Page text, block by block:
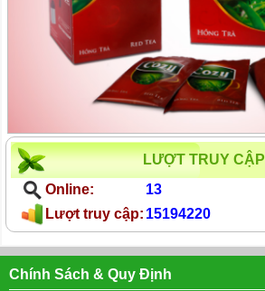
LƯỢT TRUY CẬP
Online:
13
Lượt truy cập: 15194220
Chính Sách & Quy Định